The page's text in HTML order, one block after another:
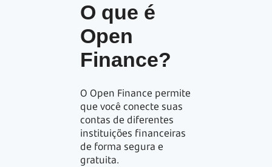
O que é
Open
Finance?
O Open Finance permite
que você conecte suas
contas de diferentes
instituições financeiras
de forma segura e
gratuita.